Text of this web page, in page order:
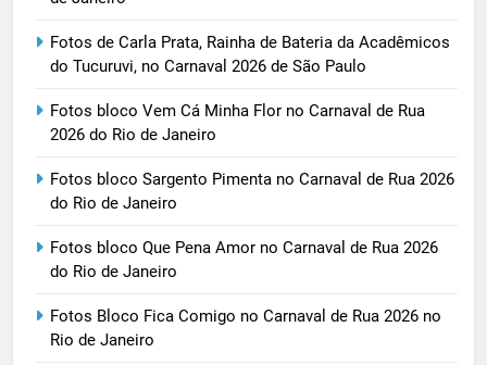
Fotos de Carla Prata, Rainha de Bateria da Acadêmicos
do Tucuruvi, no Carnaval 2026 de São Paulo
Fotos bloco Vem Cá Minha Flor no Carnaval de Rua
2026 do Rio de Janeiro
Fotos bloco Sargento Pimenta no Carnaval de Rua 2026
do Rio de Janeiro
Fotos bloco Que Pena Amor no Carnaval de Rua 2026
do Rio de Janeiro
Fotos Bloco Fica Comigo no Carnaval de Rua 2026 no
Rio de Janeiro